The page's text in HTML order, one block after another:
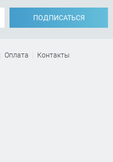
ПОДПИСАТЬСЯ
Оплата
Контакты